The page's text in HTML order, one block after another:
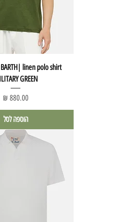
BARTH| linen polo shirt
GREEN
מחיר
הוספה לסל